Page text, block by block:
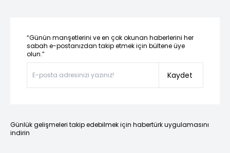
“Günün manşetlerini ve en çok okunan haberlerini her
sabah e-postanızdan takip etmek için bültene üye
olun.”
Kaydet
Günlük gelişmeleri takip edebilmek için habertürk uygulamasını
indirin